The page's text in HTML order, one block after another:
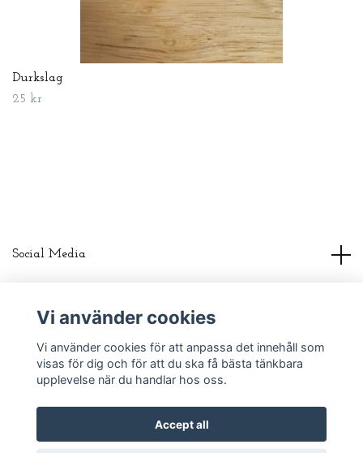
Durkslag
25 kr
Social Media
Read more
Vi använder cookies
Vi använder cookies för att anpassa det innehåll som
visas för dig och för att du ska få bästa tänkbara
upplevelse när du handlar hos oss.
Accept all